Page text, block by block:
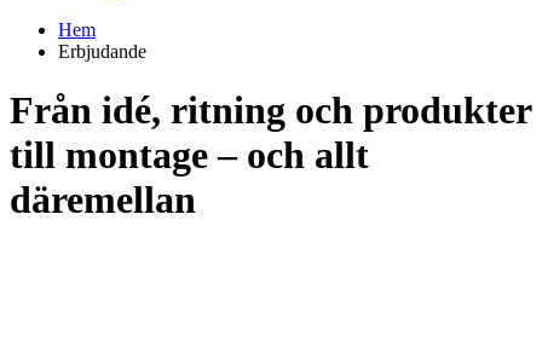
Hem
Erbjudande
Från idé, ritning och produkter
till montage – och allt
däremellan